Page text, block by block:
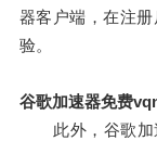
器客户端，在注
验。
谷歌加速器免费
此外，谷歌加